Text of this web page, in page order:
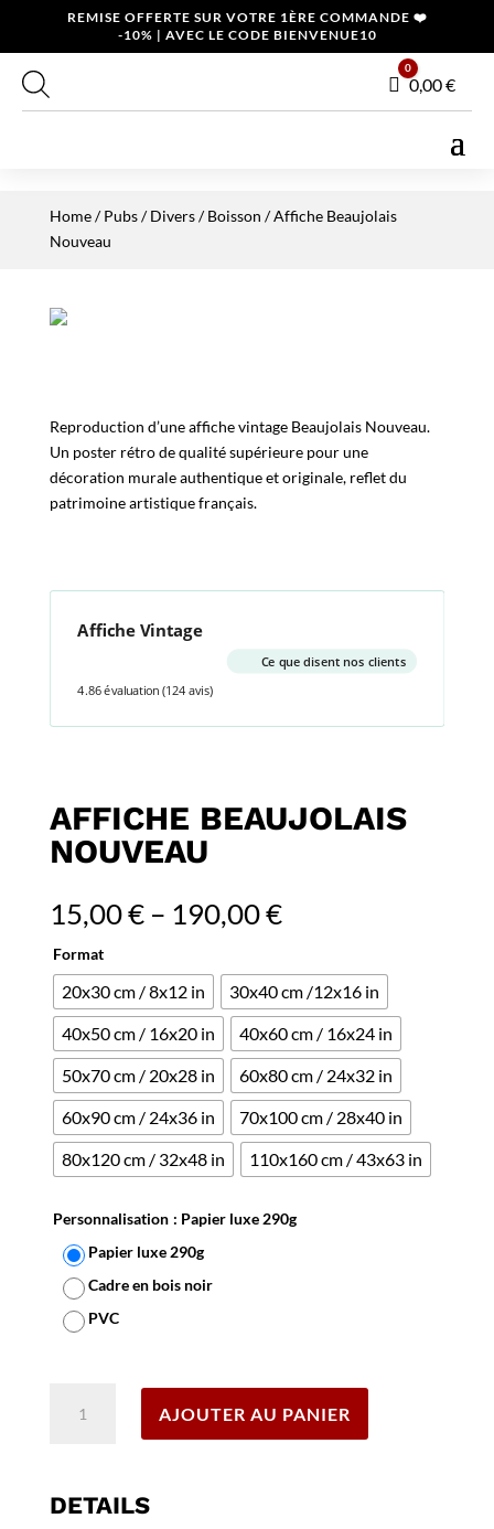
REMISE OFFERTE SUR VOTRE 1ÈRE COMMANDE ❤️
-10% | AVEC LE CODE BIENVENUE10
Panier
0
0,00€
Home/Pubs / Divers/Boisson / Affiche Beaujolais
Nouveau
Reproduction d’une affiche vintage Beaujolais Nouveau.
Un poster rétro de qualité supérieure pour une
décoration murale authentique et originale, reflet du
patrimoine artistique français.
Affiche Vintage
Ce que disent nos clients
4.86 évaluation (124 avis)
AFFICHE BEAUJOLAIS
NOUVEAU
15,00€– 190,00€
Format
20x30 cm / 8x12 in
30x40 cm /12x16 in
40x50 cm / 16x20 in
40x60 cm / 16x24 in
50x70 cm / 20x28 in
60x80 cm / 24x32 in
60x90 cm / 24x36 in
70x100 cm / 28x40 in
80x120 cm / 32x48 in
110x160 cm / 43x63 in
Personnalisation : Papier luxe 290g
Papier luxe 290g
Cadre en bois noir
PVC
Nouveau
AJOUTER AU PANIER
DETAILS